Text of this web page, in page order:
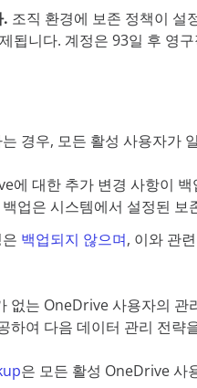
. 조직 환경에 보존 정책이 설
됩니다. 계정은 93일 후 영
경우, 모든 활성 사용자가
대한 추가 변경 사항이
업은 시스템에서 설정된 보
백업되지 않으며, 이와 관
없는 OneDrive 사용자의
하여 다음 데이터 관리 전략
은 모든 활성 OneDrive 사